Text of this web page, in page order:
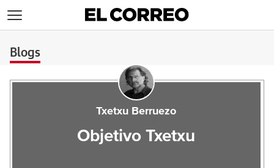
Blogs
Txetxu Berruezo
Objetivo Txetxu